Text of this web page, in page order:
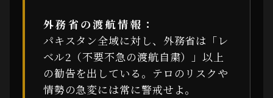
外務省の渡航情報：
パキスタン全域に対し、外務省は「レ
ベル2（不要不急の渡航自粛）」以上
の勧告を出している。テロのリスクや
情勢の急変には常に警戒せよ。